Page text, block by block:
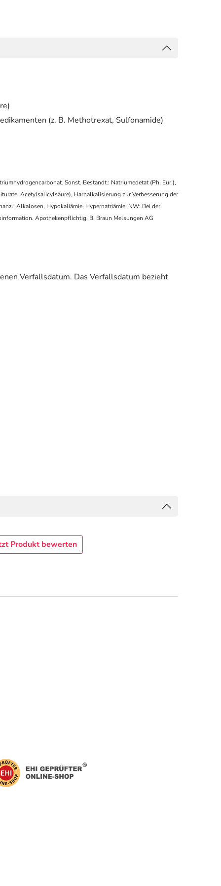
(z. B. Methotrexat, Sulfonamide)
Sonst. Bestandt.: Natriumedetat (Ph. Eur.),
Acetylsalicylsäure), Harnalkalisierung zur Verbesserung der
Alkalosen, Hypokaliämie, Hypernatriämie. NW: Bei der
Apothekenpflichtig. B. Braun Melsungen AG
Verfallsdatum. Das Verfallsdatum bezieht
Produkt bewerten